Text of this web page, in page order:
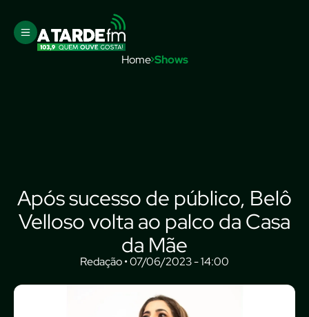
Home Shows
Após sucesso de público, Belô
Velloso volta ao palco da Casa
da Mãe
Redação • 07/06/2023 - 14:00